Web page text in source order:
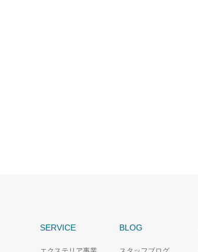
SERVICE BLOG